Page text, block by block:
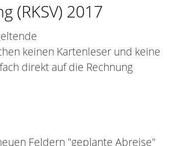
(RKSV) 2017
keinen Kartenleser und keine
direkt auf die Rechnung
Feldern "geplante Abreise"